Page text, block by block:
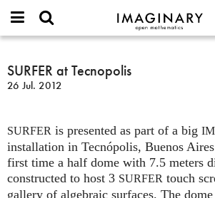
IMAGINARY
open
Español
Türkçe
Programas
Películas
Textos
Exposiciones
or
username
Contraseña
Crear nueva cuenta
Solicitar una nueva
Buscar
SURFER
at
Tecnopolis
SURFER at Tecnopolis
26 Jul. 2012
SURFER is presented as part of a big
installation in Tecnópolis, Buenos
first time a half dome with 7.5 meters
constructed to host 3 SURFER touch
gallery of algebraic surfaces. The